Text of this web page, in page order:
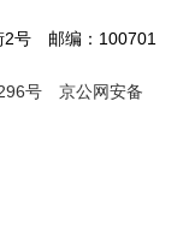
2号 邮编：100701
号
京公网安备